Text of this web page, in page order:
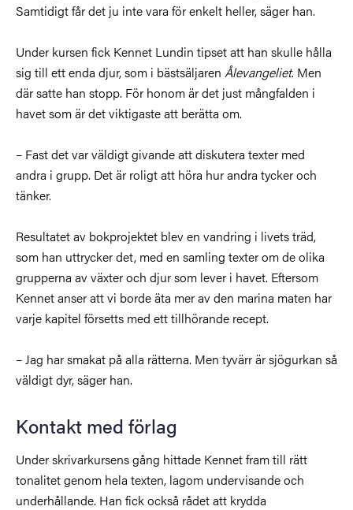
Samtidigt får det ju inte vara för enkelt heller, säger han.
Under kursen fick Kennet Lundin tipset att han skulle hålla
sig till ett enda djur, som i bästsäljaren Ålevangeliet. Men
där satte han stopp. För honom är det just mångfalden i
havet som är det viktigaste att berätta om.
– Fast det var väldigt givande att diskutera texter med
andra i grupp. Det är roligt att höra hur andra tycker och
tänker.
Resultatet av bokprojektet blev en vandring i livets träd,
som han uttrycker det, med en samling texter om de olika
grupperna av växter och djur som lever i havet. Eftersom
Kennet anser att vi borde äta mer av den marina maten har
varje kapitel försetts med ett tillhörande recept.
– Jag har smakat på alla rätterna. Men tyvärr är sjögurkan så
väldigt dyr, säger han.
Kontakt med förlag
Under skrivarkursens gång hittade Kennet fram till rätt
tonalitet genom hela texten, lagom undervisande och
underhållande. Han fick också rådet att krydda